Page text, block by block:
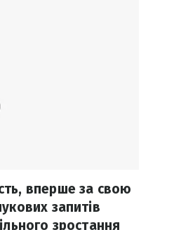
вперше за свою
запитів
зростання